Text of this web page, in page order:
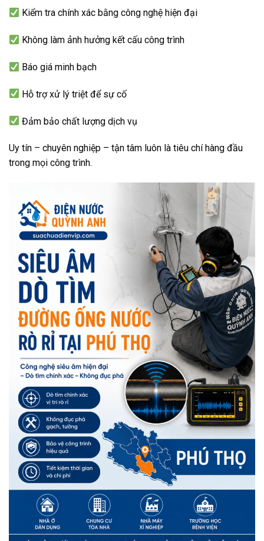
Kiểm tra chính xác bằng công nghệ hiện đại
Không làm ảnh hưởng kết cấu công trình
Báo giá minh bạch
Hỗ trợ xử lý triệt để sự cố
Đảm bảo chất lượng dịch vụ
Uy tín – chuyên nghiệp – tận tâm luôn là tiêu chí hàng đầu
trong mọi công trình.